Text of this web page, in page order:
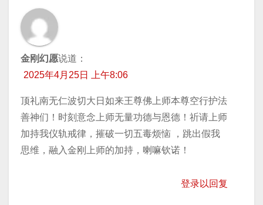
金刚幻愿说道：
2025年4月25日 上午8:06
顶礼南无仁波切大日如来王尊佛上师本尊空行护法
善神们！时刻意念上师无量功德与恩德！祈请上师
加持我仪轨戒律，摧破一切五毒烦恼 ，跳出假我
思维，融入金刚上师的加持，喇嘛钦诺！
登录以回复